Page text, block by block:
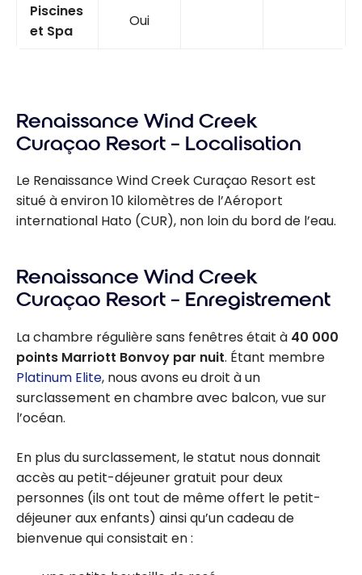
Piscines
et Spa
Oui
Renaissance Wind Creek
Curaçao Resort – Localisation
Le Renaissance Wind Creek Curaçao Resort est
situé à environ 10 kilomètres de l’Aéroport
international Hato (CUR), non loin du bord de l’eau.
Renaissance Wind Creek
Curaçao Resort – Enregistrement
La chambre régulière sans fenêtres était à 40 000
points Marriott Bonvoy par nuit. Étant membre
Platinum Elite, nous avons eu droit à un
surclassement en chambre avec balcon, vue sur
l’océan.
En plus du surclassement, le statut nous donnait
accès au petit-déjeuner gratuit pour deux
personnes (ils ont tout de même offert le petit-
déjeuner aux enfants) ainsi qu’un cadeau de
bienvenue qui consistait en :